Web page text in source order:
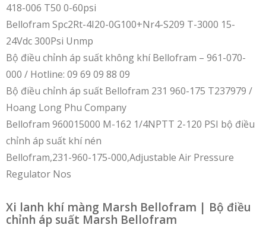
418-006 T50 0-60psi
Bellofram Spc2Rt-4I20-0G100+Nr4-S209 T-3000 15-
24Vdc 300Psi Unmp
Bộ điều chỉnh áp suất không khí Bellofram – 961-070-
000 / Hotline: 09 69 09 88 09
Bộ điều chỉnh áp suất Bellofram 231 960-175 T237979 /
Hoang Long Phu Company
Bellofram 960015000 M-162 1/4NPTT 2-120 PSI bộ điều
chỉnh áp suất khí nén
Bellofram,231-960-175-000,Adjustable Air Pressure
Regulator Nos
Xi lanh khí màng Marsh Bellofram | Bộ điều
chỉnh áp suất Marsh Bellofram